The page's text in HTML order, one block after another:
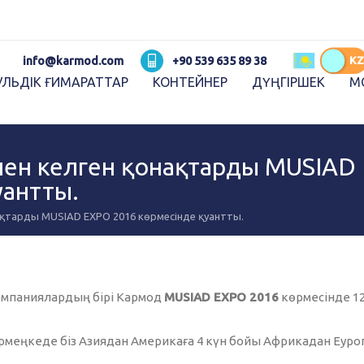
Karmod Ελλάδα Karmod العربية
Karmod España Karmod Romania
Karmod ישראל Karmod Россия
info@karmod.com +90 539 635 89 38 KZ
ҒИМАРАТТАР КОНТЕЙНЕР ДҮҢГІРШЕК
келген қонақтарды MUSIAD
MUSIAD EXPO 2016 көрмесінде қуантты.
бірі Кармод MUSIAD EXPO 2016 көрмесінде
біз Азиядан Америкаға 4 күн бойы Африкадан